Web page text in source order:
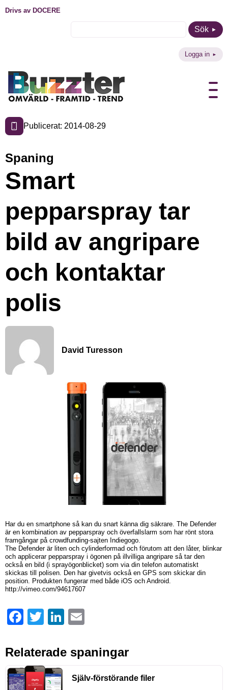
Drivs av DOCERE
Sök
Logga in
Publicerat: 2014-08-29
Spaning
Smart
pepparspray tar
bild av angripare
och kontaktar
polis
David Turesson
Har du en smartphone så kan du snart känna dig säkrare. The Defender
är en kombination av pepparspray och överfallslarm som har rönt stora
framgångar på crowdfunding-sajten Indiegogo.
The Defender är liten och cylinderformad och förutom att den låter, blinkar
och applicerar pepparspray i ögonen på illvilliga angripare så tar den
också en bild (i sprayögonblicket) som via din telefon automatiskt
skickas till polisen. Den har givetvis också en GPS som skickar din
position. Produkten fungerar med både iOS och Android.
http://vimeo.com/94617607
FacebookTwitter LinkedIn
Relaterade spaningar
Själv-förstörande filer